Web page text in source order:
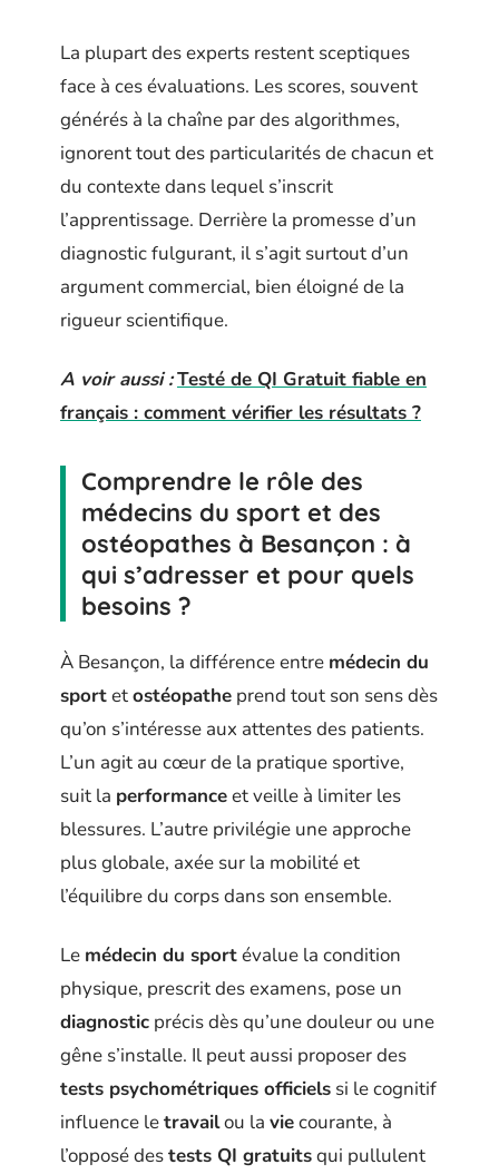
La plupart des experts restent sceptiques
face à ces évaluations. Les scores, souvent
générés à la chaîne par des algorithmes,
ignorent tout des particularités de chacun et
du contexte dans lequel s’inscrit
l’apprentissage. Derrière la promesse d’un
diagnostic fulgurant, il s’agit surtout d’un
argument commercial, bien éloigné de la
rigueur scientifique.
A voir aussi :Testé de QI Gratuit fiable en
français : comment vérifier les résultats ?
Comprendre le rôle des
médecins du sport et des
ostéopathes à Besançon : à
qui s’adresser et pour quels
besoins ?
À Besançon, la différence entre médecin du
sportetostéopathe prend tout son sens dès
qu’on s’intéresse aux attentes des patients.
L’un agit au cœur de la pratique sportive,
suit la performanceet veille à limiter les
blessures. L’autre privilégie une approche
plus globale, axée sur la mobilité et
l’équilibre du corps dans son ensemble.
Le médecin du sportévalue la condition
physique, prescrit des examens, pose un
diagnostic précis dès qu’une douleur ou une
gêne s’installe. Il peut aussi proposer des
tests psychométriques officiels si le cognitif
influence letravailou la viecourante, à
l’opposé destests QI gratuitsqui pullulent